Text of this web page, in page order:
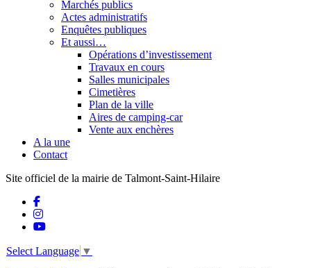
Marchés publics
Actes administratifs
Enquêtes publiques
Et aussi…
Opérations d’investissement
Travaux en cours
Salles municipales
Cimetières
Plan de la ville
Aires de camping-car
Vente aux enchères
A la une
Contact
Site officiel de la mairie de Talmont-Saint-Hilaire
Select Language ▼